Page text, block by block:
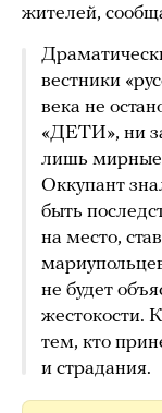
жителей,
вестники
века не
«ДЕТИ», ни
лишь мирные
Оккупант
быть
на место,
не будет
жестокости.
тем, кто
и страдания.